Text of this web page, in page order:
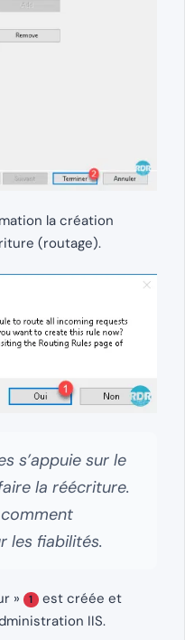
la création
(routage).
s’appuie sur le
la réécriture.
les fiabilités.
» 1 est créée et
IIS.